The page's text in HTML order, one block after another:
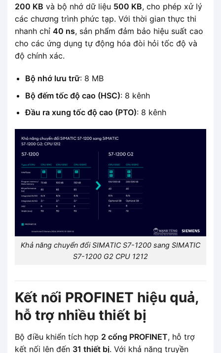
200 KB và bộ nhớ dữ liệu 500 KB, cho phép xử lý
các chương trình phức tạp. Với thời gian thực thi
nhanh chỉ 40 ns, sản phẩm đảm bảo hiệu suất cao
cho các ứng dụng tự động hóa đòi hỏi tốc độ và
độ chính xác.
Bộ nhớ lưu trữ: 8 MB
Bộ đếm tốc độ cao (HSC): 8 kênh
Đầu ra xung tốc độ cao (PTO): 8 kênh
Khả năng chuyển đổi SIMATIC S7-1200 sang SIMATIC
S7-1200 G2 CPU 1212
Kết nối PROFINET hiệu quả,
hỗ trợ nhiều thiết bị
Bộ điều khiển tích hợp 2 cổng PROFINET, hỗ trợ
kết nối lên đến 31 thiết bị. Với khả năng truyền